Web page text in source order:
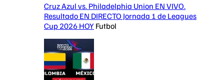
Cruz Azul vs. Philadelphia Union EN VIVO.
Resultado EN DIRECTO Jornada 1 de Leagues
Cup 2026 HOY Futbol